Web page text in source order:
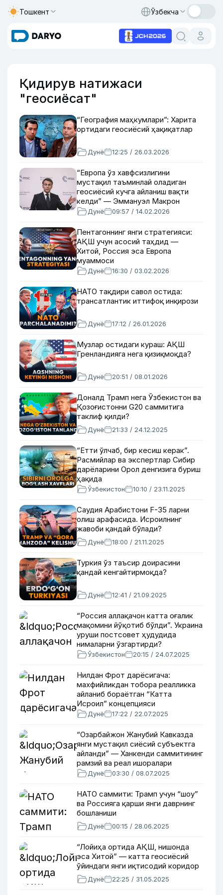
Тошкент Ўзбекча
Қидирув натижаси
"геосиёсат"
“География маҳкумлари”: Харита
ортидаги геосиёсий ҳақиқатлар
Дунё 12:25 / 26.03.2026
“Европа ўз хавфсизлигини
мустақил таъминлай оладиган
геосиёсий кучга айланиш вақти
келди” — Эммануэл Макрон
Дунё 09:57 / 14.02.2026
Пентагоннинг янги стратегияси:
АҚШ учун асосий таҳдид —
Хитой, Россия эса Европа
муаммоси
Дунё 16:30 / 03.02.2026
НАТО тақдири савол остида:
трансатлантик иттифоқ инқирози
Дунё 17:12 / 26.01.2026
Музлар остидаги кураш: АҚШ
Гренландияга нега қизиқмоқда?
Дунё 20:51 / 08.01.2026
Доналд Трамп нега Ўзбекистон ва
Қозоғистонни G20 саммитига
таклиф қилди?
Дунё 21:33 / 24.12.2025
“Етти ўлчаб, бир кесиш керак”.
Расмийлар ва экспертлар Сибир
дарёларини Орол денгизига буриш
ҳақида
Ўзбекистон 10:10 / 23.11.2025
Саудия Арабистони F-35 ларни
олиш арафасида. Исроилнинг
жавоби қандай бўлади?
Дунё 18:00 / 21.11.2025
Туркия ўз таъсир доирасини
қандай кенгайтирмоқда?
Дунё 12:41 / 21.09.2025
“Россия аллақачон катта оғалик
мақомини йўқотиб бўлди”. Украина
уруши постсовет ҳудудида
нималарни ўзгартирди?
Ўзбекистон 20:15 / 24.07.2025
Нилдан Фрот дарёсигача:
махфийликдан тобора реалликка
айланиб бораётган “Катта
Исроил” концепцияси
Дунё 17:22 / 22.07.2025
“Озарбайжон Жанубий Кавказда
янги мустақил сиёсий субъектга
айланди” — Ханкенди саммитининг
рамзий ва реал ишоралари
Дунё 03:30 / 08.07.2025
НАТО саммити: Трамп учун “шоу”
ва Россияга қарши янги даврнинг
бошланиши
Дунё 00:15 / 28.06.2025
“Лойиҳа ортида АҚШ, нишонда
эса Хитой” — катта геосиёсий
ўйиндаги янги иқтисодий коридор
Дунё 22:25 / 31.05.2025